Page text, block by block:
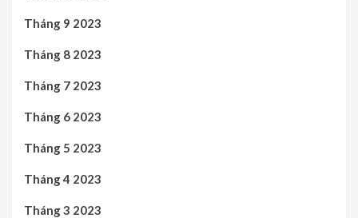
Tháng 9 2023
Tháng 8 2023
Tháng 7 2023
Tháng 6 2023
Tháng 5 2023
Tháng 4 2023
Tháng 3 2023